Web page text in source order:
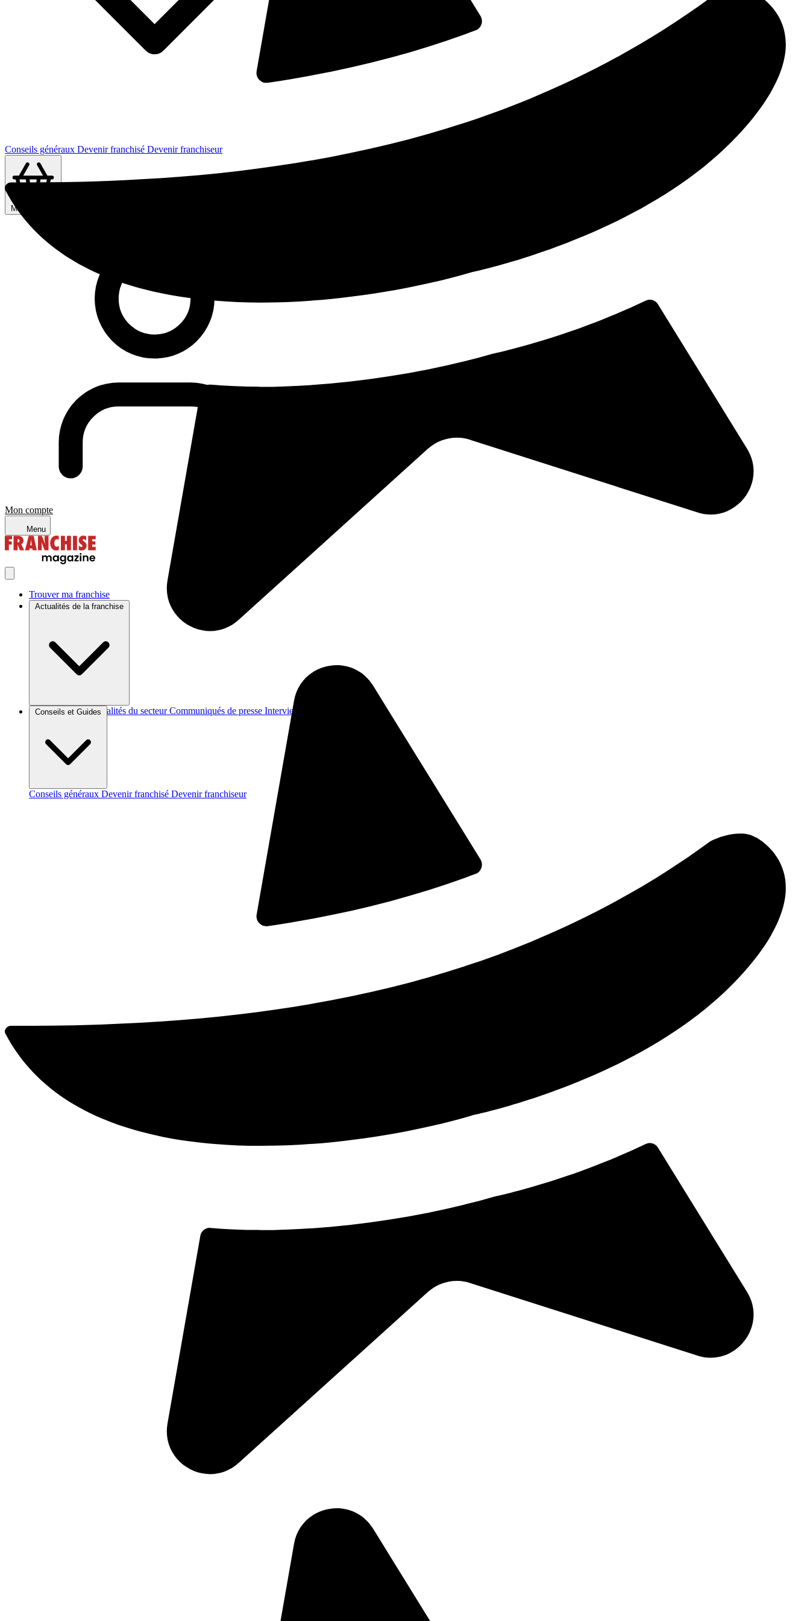
Conseils généraux Devenir franchisé Devenir franchiseur
Ma sélection
Mon compte
Menu
Trouver ma franchise
Actualités de la franchise
Brèves et actus Actualités du secteur Communiqués de presse Interviews
Conseils et Guides
Conseils généraux Devenir franchisé Devenir franchiseur